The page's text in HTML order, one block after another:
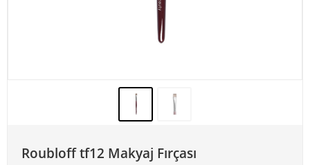
Roubloff tf12 Makyaj Fırçası